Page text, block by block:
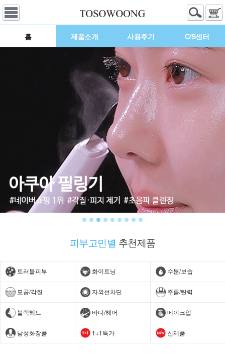
홈 제품소개 사용후기 C/S센터
피부고민별 추천제품
트러블피부 화이트닝 수분/보습
모공/각질 자외선차단 주름/탄력
블랙헤드 바디/헤어 메이크업
남성화장품 1+1특가 신제품